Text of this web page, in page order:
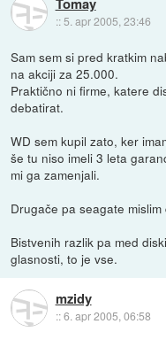
:: 5. apr 2005, 23:46
Sam sem si pred kratkim
na akciji za 25.000.
Praktično ni firme, katere
debatirat.
WD sem kupil zato, ker
še tu niso imeli 3 leta
mi ga zamenjali.
Drugače pa seagate
Bistvenih razlik pa med
glasnosti, to je vse.
mzidy
::6. apr 2005, 06:58